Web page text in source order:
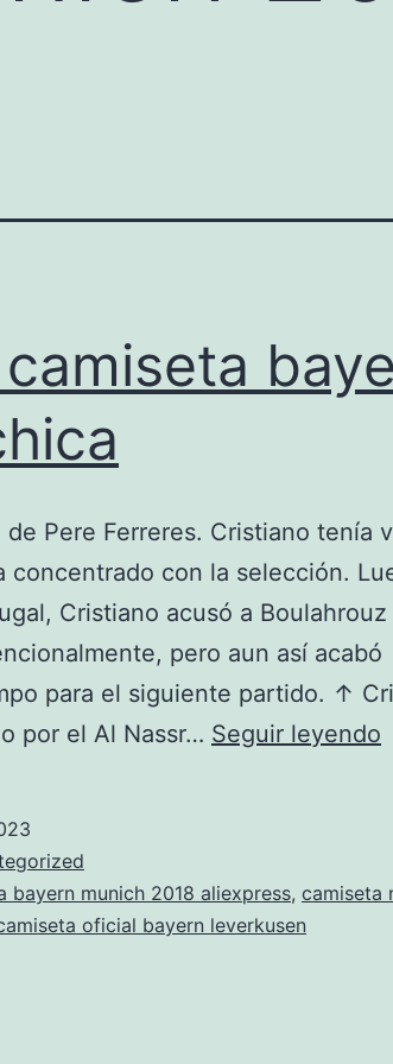
de Pere Ferreres. Cristiano tenía
concentrado con la selección.
Cristiano acusó a Boulahrouz
pero aun así acabó
para el siguiente partido. ↑
por el Al Nassr… Seguir leyendo
bayern munich 2018 aliexpress, camiseta
oficial bayern leverkusen